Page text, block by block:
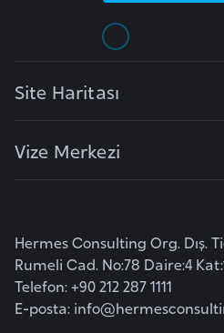
Site Haritası
Vize Merkezi
Hermes Consulting Org. Dış.
Rumeli Cad. No:78 Daire:4
Telefon: +90 212 287 1111
E-posta:
y
F
s
a